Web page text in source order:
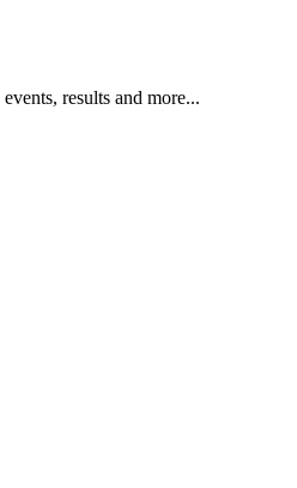
results and more...